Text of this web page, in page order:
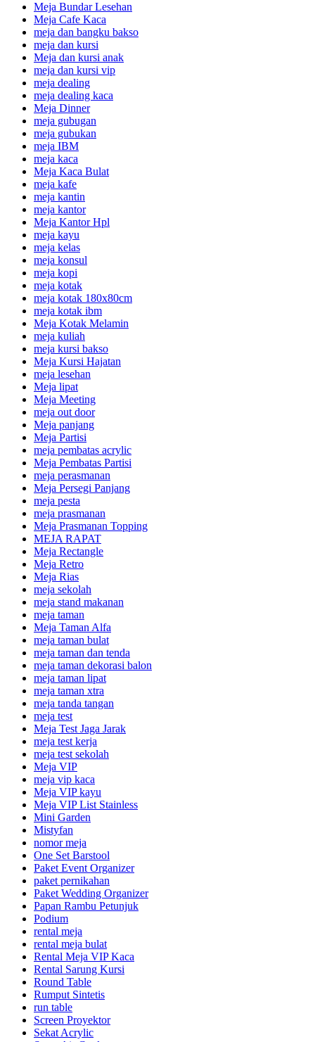
Meja Bundar Lesehan
Meja Cafe Kaca
meja dan bangku bakso
meja dan kursi
Meja dan kursi anak
meja dan kursi vip
meja dealing
meja dealing kaca
Meja Dinner
meja gubugan
meja gubukan
meja IBM
meja kaca
Meja Kaca Bulat
meja kafe
meja kantin
meja kantor
Meja Kantor Hpl
meja kayu
meja kelas
meja konsul
meja kopi
meja kotak
meja kotak 180x80cm
meja kotak ibm
Meja Kotak Melamin
meja kuliah
meja kursi bakso
Meja Kursi Hajatan
meja lesehan
Meja lipat
Meja Meeting
meja out door
Meja panjang
Meja Partisi
meja pembatas acrylic
Meja Pembatas Partisi
meja perasmanan
Meja Persegi Panjang
meja pesta
meja prasmanan
Meja Prasmanan Topping
MEJA RAPAT
Meja Rectangle
Meja Retro
Meja Rias
meja sekolah
meja stand makanan
meja taman
Meja Taman Alfa
meja taman bulat
meja taman dan tenda
meja taman dekorasi balon
meja taman lipat
meja taman xtra
meja tanda tangan
meja test
Meja Test Jaga Jarak
meja test kerja
meja test sekolah
Meja VIP
meja vip kaca
Meja VIP kayu
Meja VIP List Stainless
Mini Garden
Mistyfan
nomor meja
One Set Barstool
Paket Event Organizer
paket pernikahan
Paket Wedding Organizer
Papan Rambu Petunjuk
Podium
rental meja
rental meja bulat
Rental Meja VIP Kaca
Rental Sarung Kursi
Round Table
Rumput Sintetis
run table
Screen Proyektor
Sekat Acrylic